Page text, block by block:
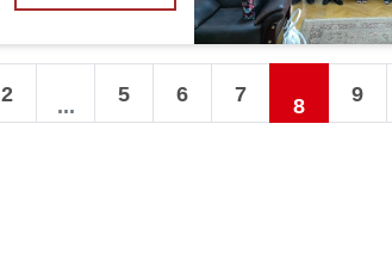
2 ... 5 6 7 8 9